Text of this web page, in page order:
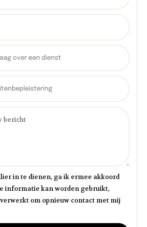
in te dienen, ga ik ermee akkoord
informatie kan worden gebruikt,
om opnieuw contact met mij